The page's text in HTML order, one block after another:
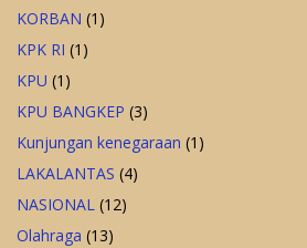
KORBAN (1)
KPK RI (1)
KPU (1)
KPU BANGKEP (3)
Kunjungan kenegaraan (1)
LAKALANTAS (4)
NASIONAL (12)
Olahraga (13)